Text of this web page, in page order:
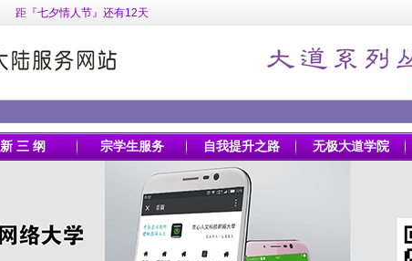
距『七夕情人节』还有12天
新 三 纲 宗学生服务 自我提升之路 无极大道学院